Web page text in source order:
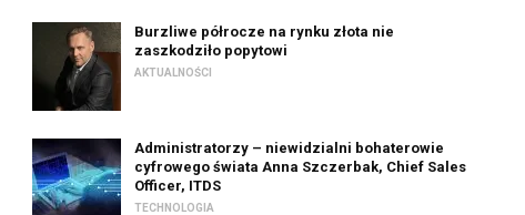
Burzliwe półrocze na rynku złota nie
zaszkodziło popytowi
AKTUALNOŚCI
Administratorzy – niewidzialni bohaterowie
cyfrowego świata Anna Szczerbak, Chief Sales
Officer, ITDS
TECHNOLOGIA